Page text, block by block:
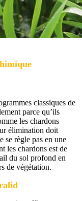
classiques de
parce qu’ils
les chardons
élimination doit
se règle pas en une
les chardons est de
du sol profond en
de végétation.